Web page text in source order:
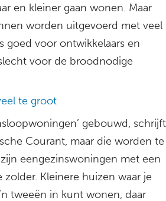
en kleiner gaan wonen. Maar
worden uitgevoerd met veel
goed voor ontwikkelaars en
voor de broodnodige
te groot
gebouwd, schrijft
Courant, maar die worden te
eengezinswoningen met een
Kleinere huizen waar je
tweeën in kunt wonen, daar